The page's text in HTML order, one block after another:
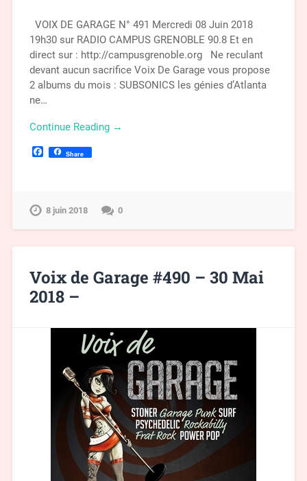
VOIX DE GARAGE N° 491 Mercredi 08 Juin 2018
19h30 sur RADIO CAMPUS GRENOBLE 90.8 Et en
direct sur : http://campusgrenoble.org Ne reculant
devant aucun sacrifice Voix De Garage vous propose
2 albums du mois : SUBSONICS les génies d’Atlanta
ne…
Continue Reading →
Facebook
Share
8 juin 2018 0
Voix de Garage #490 – 30 Mai
2018 –